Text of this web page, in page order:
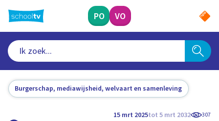
naar
hoofdinhoud
PO VO
Burgerschap, mediawijsheid, welvaart en samenleving
15 mrt 2025tot 5 mrt 2032 307